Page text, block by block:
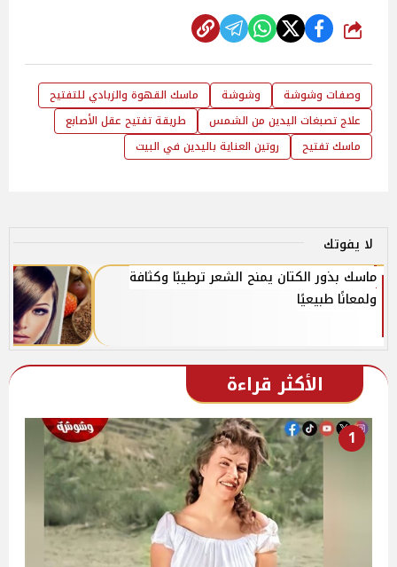
شارك
وصفات وشوشة وشوشة
ماسك القهوة والزبادي للتفتيح
علاج تصبغات اليدين من الشمس
طريقة تفتيح عقل الأصابع
ماسك تفتيح
روتين العناية باليدين في البيت
لا يفوتك
ماسك بذور الكتان يمنح الشعر ترطيبًا وكثافة
ولمعانًا طبيعيًا
الأكثر قراءة
1